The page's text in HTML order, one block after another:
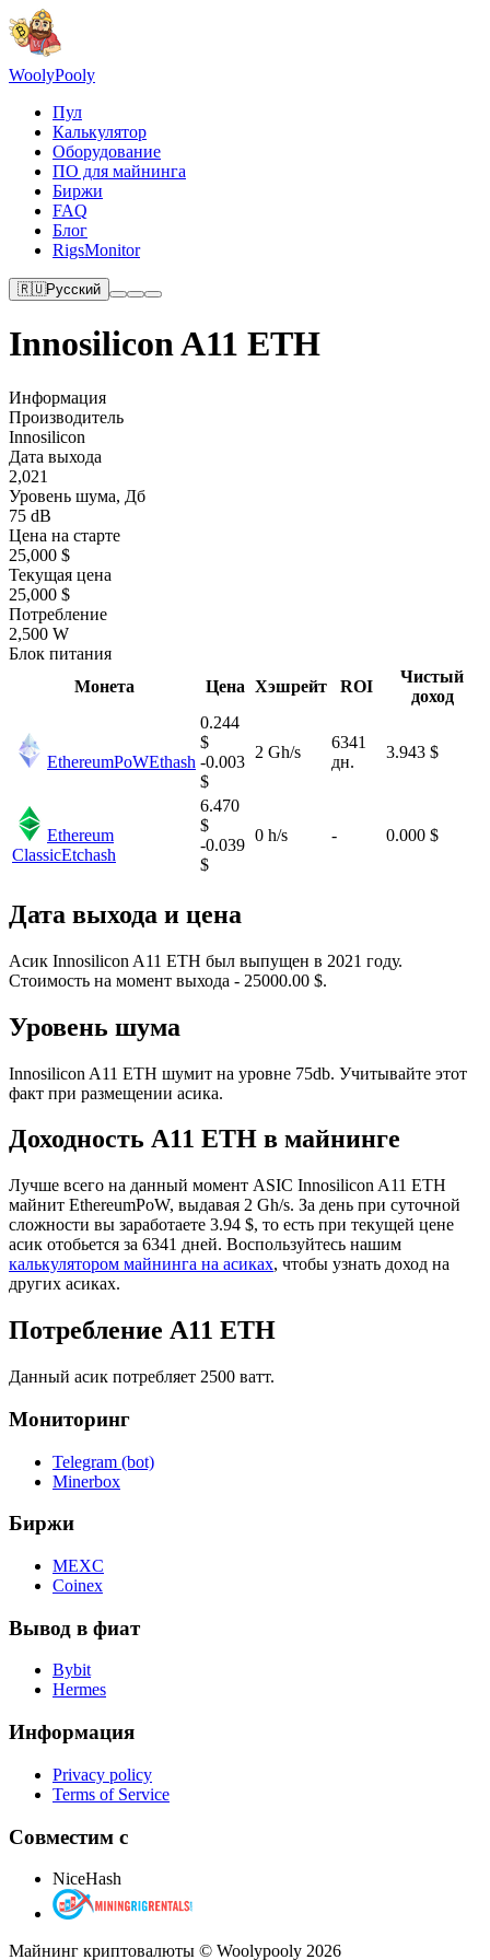
WoolyPooly
Пул
Калькулятор
Оборудование
ПО для майнинга
Биржи
FAQ
Блог
RigsMonitor
🇷🇺Русский
Innosilicon A11 ETH
Информация
Производитель
Innosilicon
Дата выхода
2,021
Уровень шума, Дб
75 dB
Цена на старте
25,000 $
Текущая цена
25,000 $
Потребление
2,500 W
Блок питания
Монета
Цена Хэшрейт ROI
Чистый
доход
EthereumPoWEthash
0.244
$
-0.003
$
2 Gh/s
6341
дн.
3.943 $
Ethereum
ClassicEtchash
6.470
$
-0.039
$
0 h/s - 0.000 $
Дата выхода и цена
Асик Innosilicon A11 ETH был выпущен в 2021 году.
Стоимость на момент выхода - 25000.00 $.
Уровень шума
Innosilicon A11 ETH шумит на уровне 75db. Учитывайте этот
факт при размещении асика.
Доходность A11 ETH в майнинге
Лучше всего на данный момент ASIC Innosilicon A11 ETH
майнит EthereumPoW, выдавая 2 Gh/s. За день при суточной
сложности вы заработаете 3.94 $, то есть при текущей цене
асик отобьется за 6341 дней. Воспользуйтесь нашим
калькулятором майнинга на асиках, чтобы узнать доход на
других асиках.
Потребление A11 ETH
Данный асик потребляет 2500 ватт.
Мониторинг
Telegram (bot)
Minerbox
Биржи
MEXC
Coinex
Вывод в фиат
Bybit
Hermes
Информация
Privacy policy
Terms of Service
Совместим с
NiceHash
Майнинг криптовалюты © Woolypooly 2026